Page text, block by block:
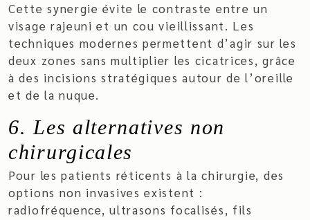
Cette synergie évite le contraste entre un
visage rajeuni et un cou vieillissant. Les
techniques modernes permettent d’agir sur les
deux zones sans multiplier les cicatrices, grâce
à des incisions stratégiques autour de l’oreille
et de la nuque.
6. Les alternatives non
chirurgicales
Pour les patients réticents à la chirurgie, des
options non invasives existent :
radiofréquence, ultrasons focalisés, fils